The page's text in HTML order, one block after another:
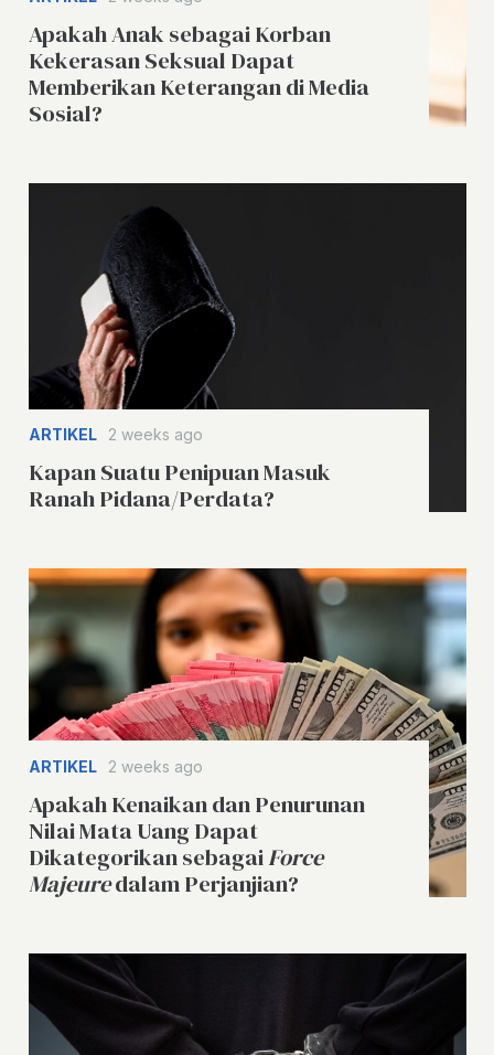
Apakah Anak sebagai Korban
Kekerasan Seksual Dapat
Memberikan Keterangan di Media
Sosial?
ARTIKEL 2 weeks ago
Kapan Suatu Penipuan Masuk
Ranah Pidana/Perdata?
ARTIKEL 2 weeks ago
Apakah Kenaikan dan Penurunan
Nilai Mata Uang Dapat
Dikategorikan sebagaiForce
Majeuredalam Perjanjian?